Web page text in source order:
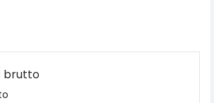
brutto